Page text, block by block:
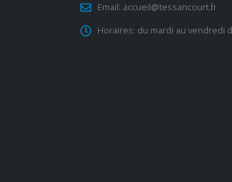
Email: accueil@tessancourt.fr
Horaires: du mardi au vendredi